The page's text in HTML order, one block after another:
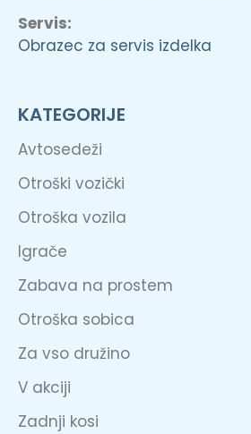
Servis:
Obrazec za servis izdelka
KATEGORIJE
Avtosedeži
Otroški vozički
Otroška vozila
Igrače
Zabava na prostem
Otroška sobica
Za vso družino
V akciji
Zadnji kosi